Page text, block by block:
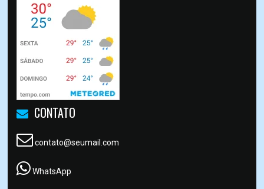
CONTATO
contato@seumail.com
WhatsApp